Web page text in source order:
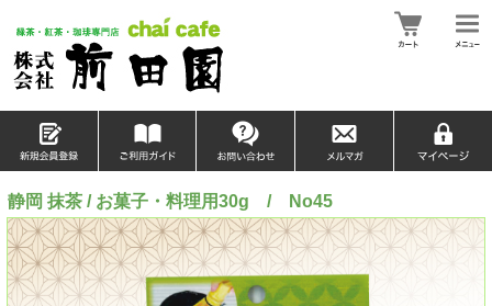
静岡 抹茶 / お菓子・料理用30g / No45